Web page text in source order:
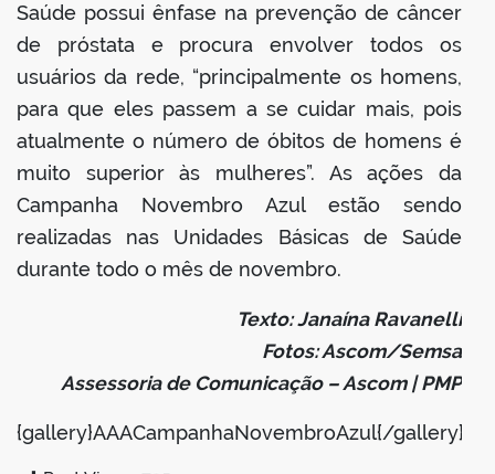
Saúde possui ênfase na prevenção de câncer
de próstata e procura envolver todos os
usuários da rede, “principalmente os homens,
para que eles passem a se cuidar mais, pois
atualmente o número de óbitos de homens é
muito superior às mulheres”. As ações da
Campanha Novembro Azul estão sendo
realizadas nas Unidades Básicas de Saúde
durante todo o mês de novembro.
Texto: Janaína Ravanelli
Fotos: Ascom/Semsa
Assessoria de Comunicação – Ascom | PMP
{gallery}AAACampanhaNovembroAzul{/gallery}